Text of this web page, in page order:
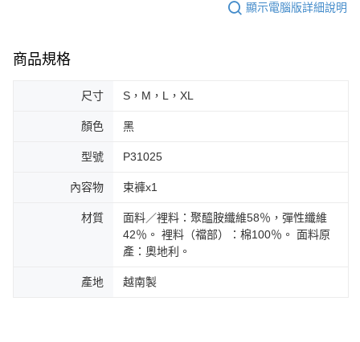
顯示電腦版詳細說明
商品規格
尺寸 S，M，L，XL
顏色 黑
型號 P31025
內容物 束褲x1
材質
面料／裡料：聚醯胺纖維58％，彈性纖維
42％。 裡料（襠部）：棉100％。 面料原
產：奧地利。
產地 越南製